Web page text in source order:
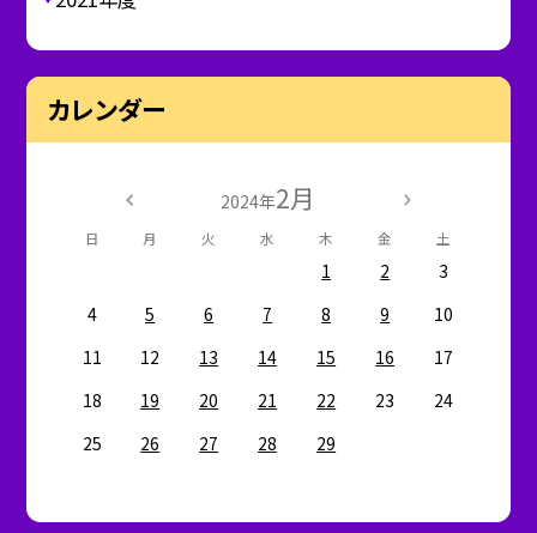
カレンダー
2024年2月
日 月 火 水 木 金 土
1 2
3
4
5 6 7 8 9
10
11
12 13 14 15 16
17
18
19 20 21 22 23
24
25
26 27 28 29